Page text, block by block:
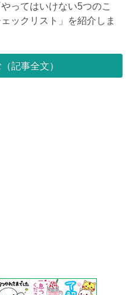
ってはいけない5つのこ
ックリスト」を紹介しま
記事全文）